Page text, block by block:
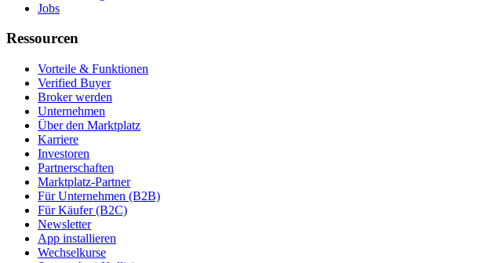
Jobs
Ressourcen
Vorteile & Funktionen
Verified Buyer
Broker werden
Unternehmen
Über den Marktplatz
Karriere
Investoren
Partnerschaften
Marktplatz-Partner
Für Unternehmen (B2B)
Für Käufer (B2C)
Newsletter
App installieren
Wechselkurse